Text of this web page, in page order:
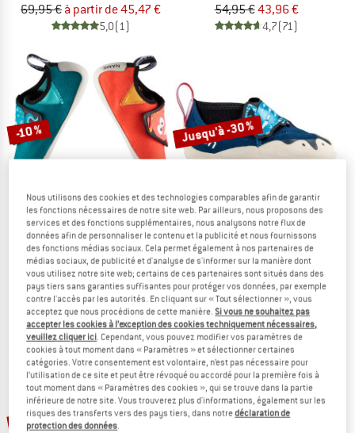
69,95 € à partir de 45,47 €
5,0(1)
54,95 €43,96 €
4,7(71)
-10 %
RED CHILI
Kid's Pulpo
Chaussons d'escalade
59,95 € 53,96 €
4,4(7)
Jusqu'à -30 %
OCUN
Kid's Ribbit
Chaussons d'escalade
64,95 €à partir de 45,47 €
4,7(7)
-10 % -10 %
Nous utilisons des cookies et des technologies comparables afin de garantir
les fonctions nécessaires de notre site web. Par ailleurs, nous proposons des
services et des fonctions supplémentaires, nous analysons notre flux de
données afin de personnaliser le contenu et la publicité et nous fournissons
des fonctions médias sociaux. Cela permet également à nos partenaires de
médias sociaux, de publicité et d'analyse de s'informer sur la manière dont
vous utilisez notre site web; certains de ces partenaires sont situés dans des
pays tiers sans garanties suffisantes pour protéger vos données, par exemple
contre l'accès par les autorités. En cliquant sur « Tout sélectionner », vous
acceptez que nous procédions de cette manière.Si vous ne souhaitez pas
accepter les cookies à l’exception des cookies techniquement nécessaires,
veuillez cliquer ici. Cependant, vous pouvez modifier vos paramètres de
cookies à tout moment dans « Paramètres » et sélectionner certaines
catégories. Votre consentement est volontaire, n’est pas nécessaire pour
l’utilisation de ce site et peut être révoqué ou accordé pour la première fois à
tout moment dans « Paramètres des cookies », qui se trouve dans la partie
inférieure de notre site. Vous trouverez plus d'informations, également sur les
risques des transferts vers des pays tiers, dans notredéclaration de
protection des données.